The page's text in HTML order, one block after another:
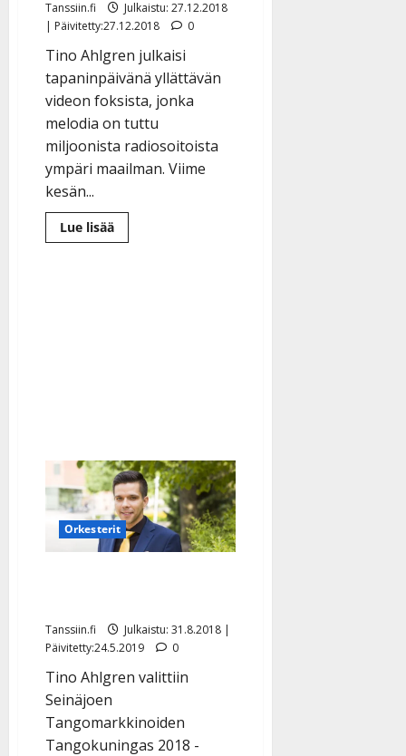
Tanssiin.fi
Julkaistu: 27.12.2018
| Päivitetty:27.12.2018
0
Tino Ahlgren julkaisi
tapaninpäivänä yllättävän
videon foksista, jonka
melodia on tuttu
miljoonista radiosoitoista
ympäri maailman. Viime
kesän...
Lue lisääLue
lisää
Orkesterit
Tanssiin.fi
Julkaistu: 31.8.2018 |
Päivitetty:24.5.2019
0
Tino Ahlgren valittiin
Seinäjoen
Tangomarkkinoiden
Tangokuningas 2018 -